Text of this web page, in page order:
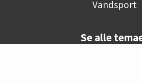
Vandsport
Se alle